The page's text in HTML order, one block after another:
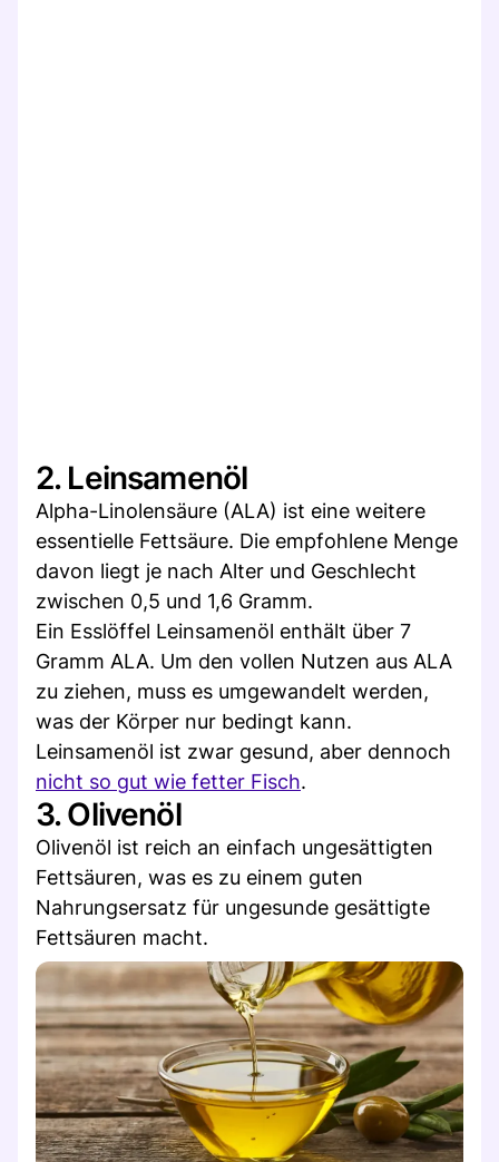
2. Leinsamenöl
Alpha-Linolensäure (ALA) ist eine weitere
essentielle Fettsäure. Die empfohlene Menge
davon liegt je nach Alter und Geschlecht
zwischen 0,5 und 1,6 Gramm.
Ein Esslöffel Leinsamenöl enthält über 7
Gramm ALA. Um den vollen Nutzen aus ALA
zu ziehen, muss es umgewandelt werden,
was der Körper nur bedingt kann.
Leinsamenöl ist zwar gesund, aber dennoch
nicht so gut wie fetter Fisch.
3. Olivenöl
Olivenöl ist reich an einfach ungesättigten
Fettsäuren, was es zu einem guten
Nahrungsersatz für ungesunde gesättigte
Fettsäuren macht.